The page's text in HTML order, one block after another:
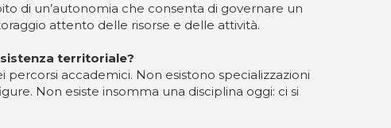
di un’autonomia che consenta di governare un
attento delle risorse e delle attività.
territoriale?
accademici. Non esistono specializzazioni
Non esiste insomma una disciplina oggi: ci si